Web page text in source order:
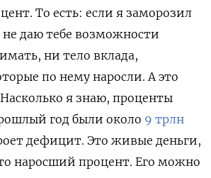
То есть: если я заморозил
не даю тебе возможности
ни тело вклада,
по нему наросли. А это
я знаю, проценты
год были около 9 трлн
дефицит. Это живые деньги,
наросший процент. Его можно